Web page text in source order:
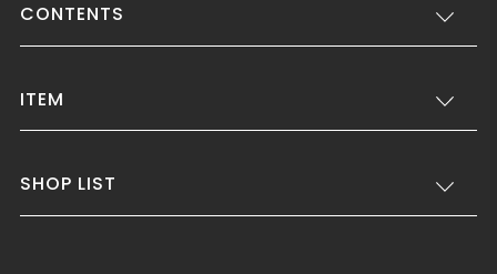
CONTENTS
ITEM
SHOP LIST